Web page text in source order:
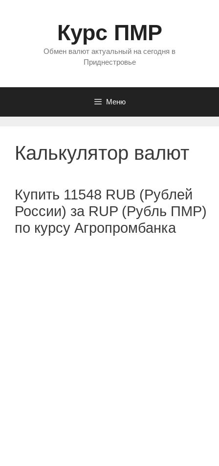
Курс ПМР
Обмен валют актуальный на сегодня в
Приднестровье
Меню
Калькулятор валют
Купить 11548 RUB (Рублей
России) за RUP (Рубль ПМР)
по курсу Агропромбанка